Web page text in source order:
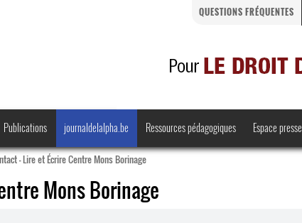
QUESTIONS FRÉQUENTES
Publications journaldelalpha.be Ressources pédagogiques Espace presse
– Lire et Écrire Centre Mons Borinage
Mons Borinage